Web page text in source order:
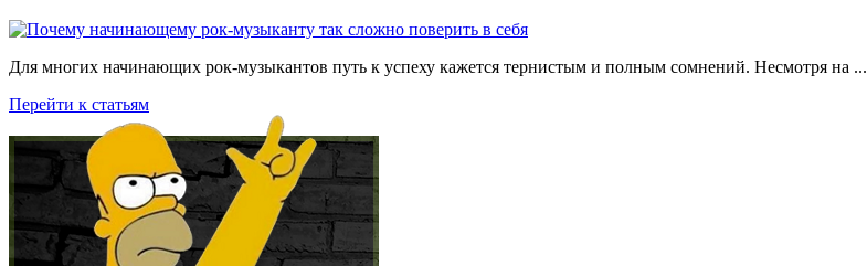
Для многих начинающих рок-музыкантов путь к успеху кажется тернистым и полным сомнений. Несмотря на ...
Перейти к статьям